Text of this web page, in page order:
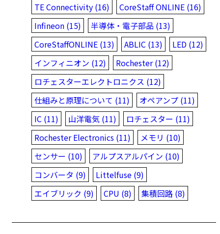
TE Connectivity (16)
CoreStaff ONLINE (16)
Infineon (15)
半導体・電子部品 (13)
CoreStaffONLINE (13)
ABLIC (13)
LED (12)
インフィニオン (12)
Rochester (12)
ロチェスターエレクトロニクス (12)
仕組みと原理について (11)
オペアンプ (11)
IC (11)
山洋電気 (11)
ロチェスター (11)
Rochester Electronics (11)
メモリ (10)
センサー (10)
アルプスアルパイン (10)
コンバータ (9)
Littelfuse (9)
エイブリック (9)
CPU (8) 集積回路 (8)